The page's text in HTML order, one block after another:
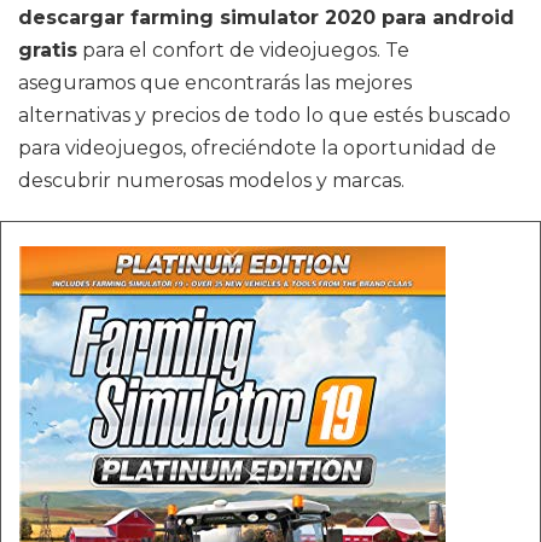
descargar farming simulator 2020 para android
gratis para el confort de videojuegos. Te
aseguramos que encontrarás las mejores
alternativas y precios de todo lo que estés buscado
para videojuegos, ofreciéndote la oportunidad de
descubrir numerosas modelos y marcas.